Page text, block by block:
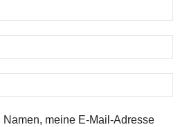
meine E-Mail-Adresse